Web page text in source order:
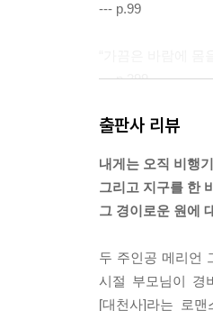
--- p.99
--- p.399
세상은 펼쳐지고
--- p.434
출판사 리뷰
내게는 오직 비행
그리고 지구를 한
그 경이로운 원에
두 주인공 메리언
시절 부모님이 경
[대천사]라는 로